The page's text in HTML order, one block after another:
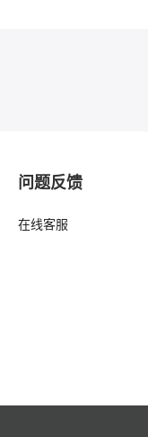
问题反馈
在线客服